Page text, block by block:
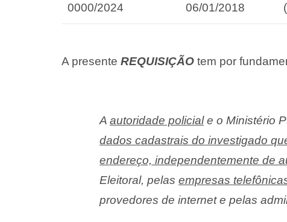
0000/2024 06/01/2018
A presente REQUISIÇÃO tem por
A autoridade policiale o Ministério
dados cadastrais do investigado
endereço, independentemente de
Eleitoral, pelas empresas
provedores de internet e pelas